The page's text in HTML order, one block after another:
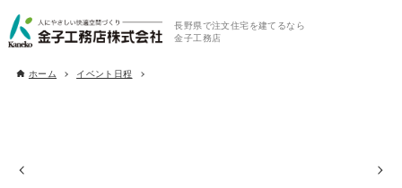
長野県で注文住宅を建てるなら
金子工務店
ホーム イベント日程